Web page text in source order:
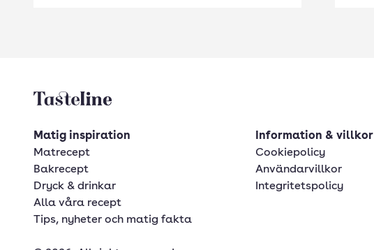
Tasteline startsida
Matig inspiration
Matrecept
Bakrecept
Dryck & drinkar
Alla våra recept
Tips, nyheter och matig fakta
Information & villkor
Cookiepolicy
Användarvillkor
Integritetspolicy